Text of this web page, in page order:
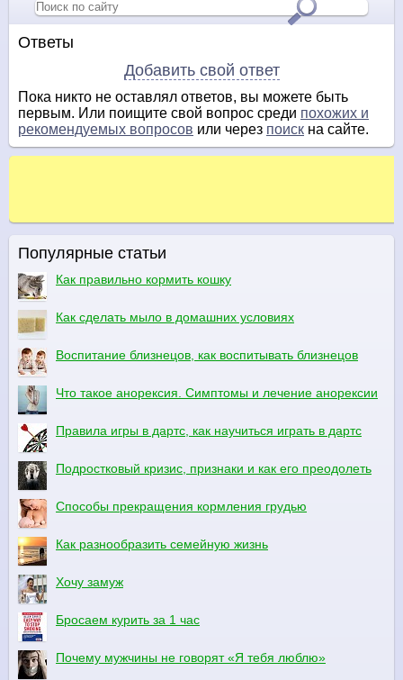
Ответы
Добавить свой ответ
Пока никто не оставлял ответов, вы можете быть
первым. Или поищите свой вопрос среди похожих и
рекомендуемых вопросов или через поиск на сайте.
Популярные статьи
Как правильно кормить кошку
Как сделать мыло в домашних условиях
Воспитание близнецов, как воспитывать близнецов
Что такое анорексия. Симптомы и лечение анорексии
Правила игры в дартс, как научиться играть в дартс
Подростковый кризис, признаки и как его преодолеть
Способы прекращения кормления грудью
Как разнообразить семейную жизнь
Хочу замуж
Бросаем курить за 1 час
Почему мужчины не говорят «Я тебя люблю»